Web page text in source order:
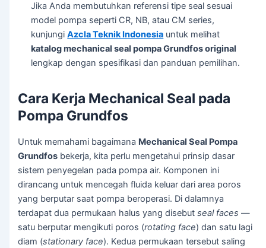
Jika Anda membutuhkan referensi tipe seal sesuai
model pompa seperti CR, NB, atau CM series,
kunjungiAzcla Teknik Indonesia untuk melihat
katalog mechanical seal pompa Grundfos original
lengkap dengan spesifikasi dan panduan pemilihan.
Cara Kerja Mechanical Seal pada
Pompa Grundfos
Untuk memahami bagaimana Mechanical Seal Pompa
Grundfos bekerja, kita perlu mengetahui prinsip dasar
sistem penyegelan pada pompa air. Komponen ini
dirancang untuk mencegah fluida keluar dari area poros
yang berputar saat pompa beroperasi. Di dalamnya
terdapat dua permukaan halus yang disebutseal faces —
satu berputar mengikuti poros (rotating face) dan satu lagi
diam (stationary face). Kedua permukaan tersebut saling